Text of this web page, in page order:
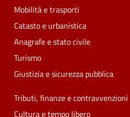
Mobilità e trasporti
Catasto e urbanistica
Anagrafe e stato civile
Turismo
Giustizia e sicurezza pubblica
Tributi, finanze e contravvenzioni
Cultura e tempo libero